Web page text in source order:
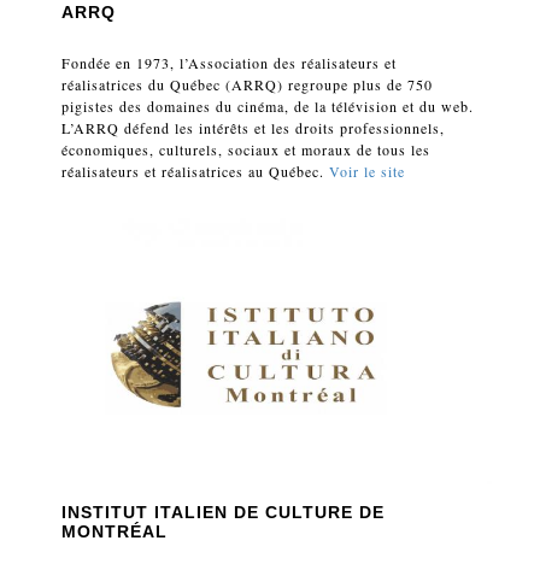
ARRQ
Fondée en 1973, l’Association des réalisateurs et
réalisatrices du Québec (ARRQ) regroupe plus de 750
pigistes des domaines du cinéma, de la télévision et du web.
L’ARRQ défend les intérêts et les droits professionnels,
économiques, culturels, sociaux et moraux de tous les
réalisateurs et réalisatrices au Québec. Voir le site
INSTITUT ITALIEN DE CULTURE DE
MONTRÉAL